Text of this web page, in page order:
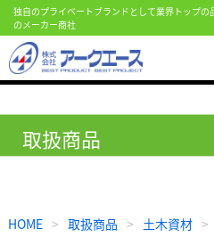
独自のプライベートブランドとして業界トップ
のメーカー商社
取扱商品
HOME > 取扱商品 > 土木資材 >